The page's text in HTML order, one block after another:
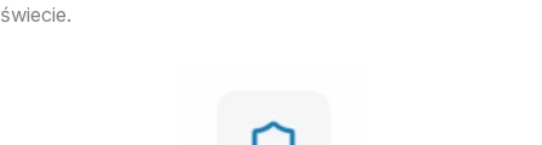
świecie.